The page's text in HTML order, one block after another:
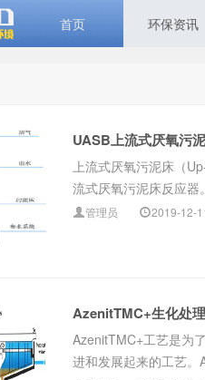
首页 环保资讯
UASB上流式厌氧污
上流式厌氧污泥床（
流式厌氧污泥床反应
管理员 2019-12-
AzenitTMC+生化处
AzenitTMC+工艺是为
进和发展起来的工艺